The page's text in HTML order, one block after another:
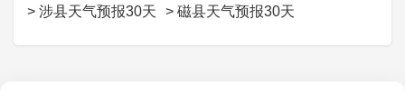
> 涉县天气预报30天 > 磁县天气预报30天